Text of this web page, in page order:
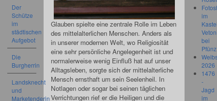
Glauben spielte eine zentrale Rolle im Leben
des mittelalterlichen Menschen. Anders als
in unserer modernen Welt, wo Religiosität
eine sehr persönliche Angelegenheit ist und
normalerweise wenig Einfluß hat auf unser
Alltagsleben, sorgte sich der mittelalterliche
Mensch ernsthaft um sein Seelenheil. In
Notlagen oder sogar bei seinen täglichen
Verrichtungen rief er die Heiligen und die
Der
Schütze
im
städtischen
Aufgebot
Die
Burgherrin
Landsknecht
und
Marketenderin
im
bei
Pfünz
2026
1476
-
Jagd
im